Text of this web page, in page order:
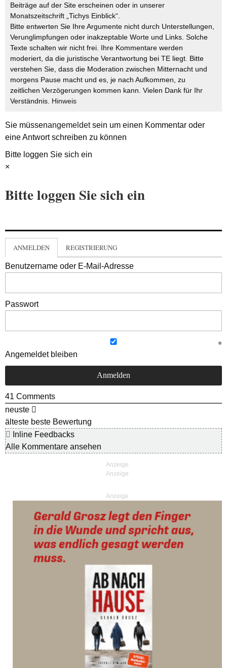
Beiträge auf der Site erscheinen oder in unserer
Monatszeitschrift „Tichys Einblick“.
Bitte entwerten Sie Ihre Argumente nicht durch Unterstellungen,
Verunglimpfungen oder inakzeptable Worte und Links. Solche
Texte schalten wir nicht frei. Ihre Kommentare werden
moderiert, da die juristische Verantwortung bei TE liegt. Bitte
verstehen Sie, dass die Moderation zwischen Mitternacht und
morgens Pause macht und es, je nach Aufkommen, zu
zeitlichen Verzögerungen kommen kann. Vielen Dank für Ihr
Verständnis. Hinweis
Sie müssenangemeldetsein um einen Kommentar oder
eine Antwort schreiben zu können
Bitte loggen Sie sich ein
×
Bitte loggen Sie sich ein
ANMELDEN REGISTRIERUNG
Benutzername oder E-Mail-Adresse
Passwort
Angemeldet bleiben
41 Comments
neuste
älteste beste Bewertung
Inline Feedbacks
Alle Kommentare ansehen
Anzeige